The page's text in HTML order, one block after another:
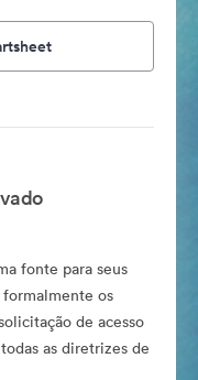
fonte para seus
os
de acesso
as diretrizes de